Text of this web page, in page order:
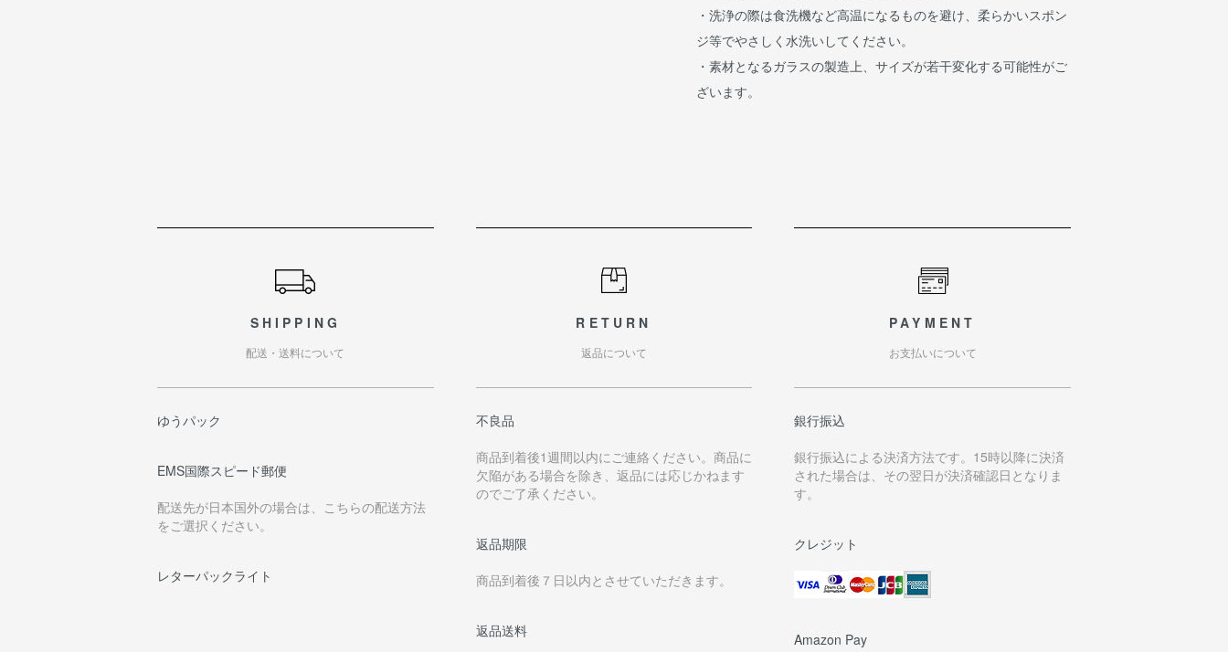
・洗浄の際は食洗機など高温になるものを避け、柔らかいスポン
ジ等でやさしく水洗いしてください。
・素材となるガラスの製造上、サイズが若干変化する可能性がご
ざいます。
SHIPPING
配送・送料について
ゆうパック
EMS国際スピード郵便
配送先が日本国外の場合は、こちらの配送方法
をご選択ください。
レターパックライト
RETURN
返品について
不良品
商品到着後1週間以内にご連絡ください。商品に
欠陥がある場合を除き、返品には応じかねます
のでご了承ください。
返品期限
商品到着後７日以内とさせていただきます。
返品送料
PAYMENT
お支払いについて
銀行振込
銀行振込による決済方法です。15時以降に決済
された場合は、その翌日が決済確認日となりま
す。
クレジット
Amazon Pay